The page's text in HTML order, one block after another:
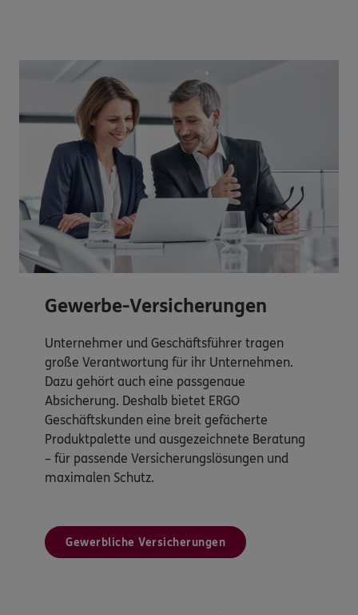
Gewerbe-Versicherungen
Unternehmer und Geschäftsführer tragen
große Verantwortung für ihr Unternehmen.
Dazu gehört auch eine passgenaue
Absicherung. Deshalb bietet ERGO
Geschäftskunden eine breit gefächerte
Produktpalette und ausgezeichnete Beratung
– für passende Versicherungslösungen und
maximalen Schutz.
Gewerbliche Versicherungen